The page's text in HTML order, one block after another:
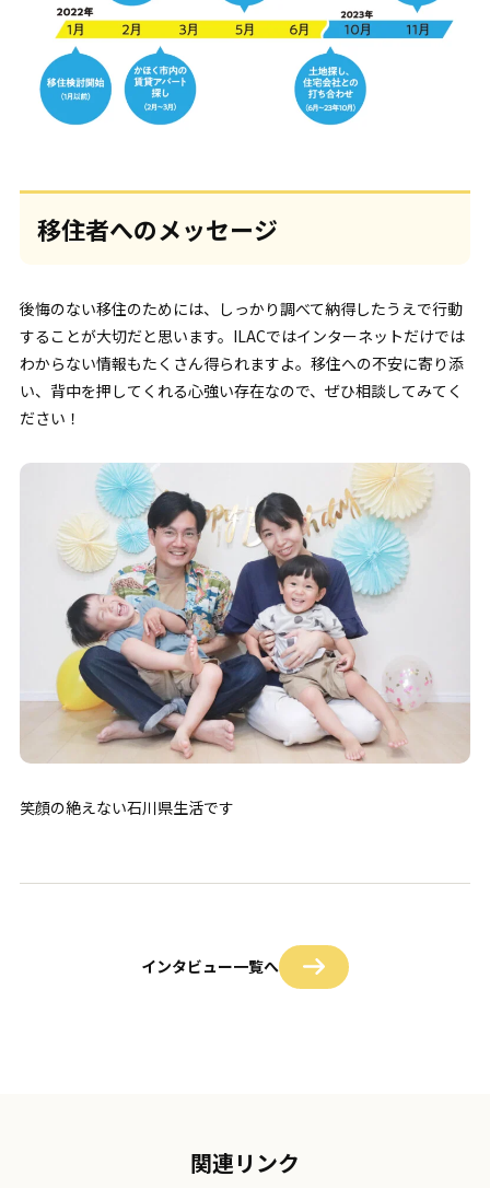
移住者へのメッセージ
後悔のない移住のためには、しっかり調べて納得したうえで行動
することが大切だと思います。ILACではインターネットだけでは
わからない情報もたくさん得られますよ。移住への不安に寄り添
い、背中を押してくれる心強い存在なので、ぜひ相談してみてく
ださい！
笑顔の絶えない石川県生活です
インタビュー一覧へ
関連リンク